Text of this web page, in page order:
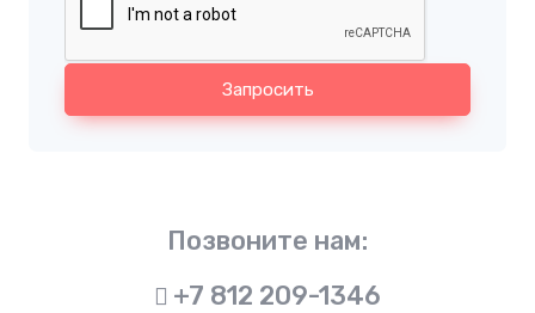
Запросить
Позвоните нам:
+7 812 209-1346